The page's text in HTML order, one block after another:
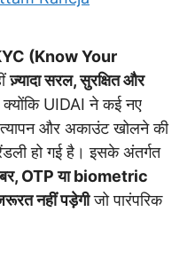
(Know Your
ज़्यादा सरल, सुरक्षित और
UIDAI ने कई नए
और अकाउंट खोलने की
हो गई है। इसके अंतर्गत
OTP या biometric
नहीं पड़ेगीजो पारंपरिक